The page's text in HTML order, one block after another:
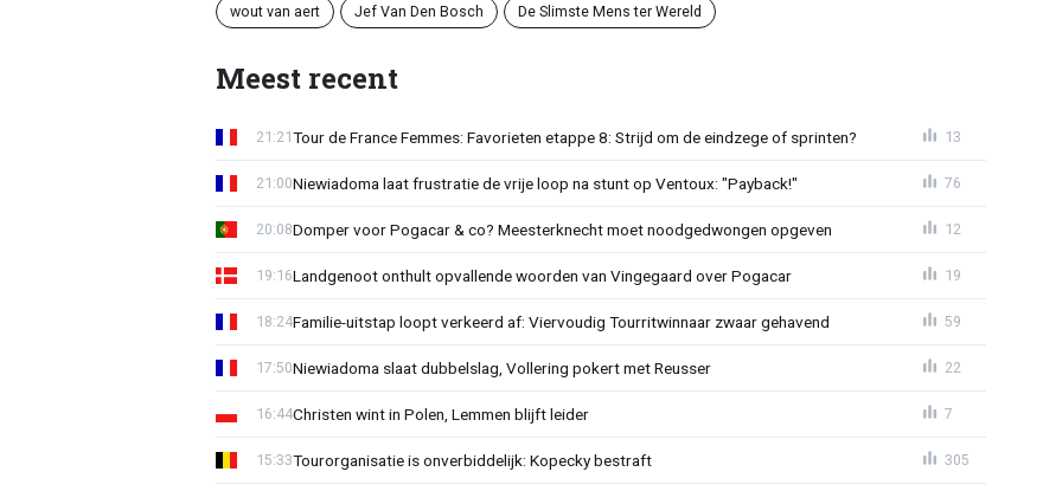
wout van aert Jef Van Den Bosch De Slimste Mens ter Wereld
Meest recent
Tour de France Femmes: Favorieten etappe 8: Strijd om de eindzege of sprinten?
21:21 13
Niewiadoma laat frustratie de vrije loop na stunt op Ventoux: "Payback!"
21:00 76
Domper voor Pogacar & co? Meesterknecht moet noodgedwongen opgeven
20:08 12
Landgenoot onthult opvallende woorden van Vingegaard over Pogacar
19:16 19
Familie-uitstap loopt verkeerd af: Viervoudig Tourritwinnaar zwaar gehavend
18:24 59
Niewiadoma slaat dubbelslag, Vollering pokert met Reusser
17:50 22
Christen wint in Polen, Lemmen blijft leider
16:44 7
Tourorganisatie is onverbiddelijk: Kopecky bestraft
15:33 305